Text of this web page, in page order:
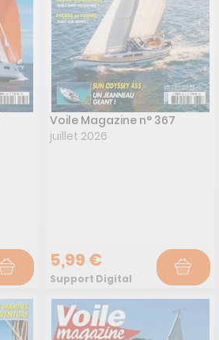
Voile Magazine n° 367
juillet 2026
5,99 €
Support Digital